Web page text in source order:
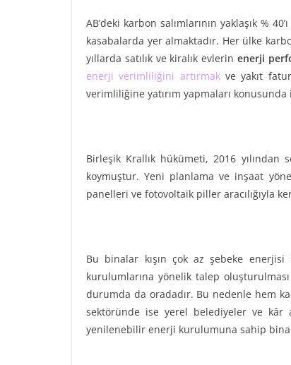
AB’deki karbon salımlarının yaklaşık %
kasabalarda yer almaktadır. Her ülke
yıllarda satılık ve kiralık evlerinenerji
enerji verimliliğini artırmakve yakıt
verimliliğine yatırım yapmaları
Birleşik Krallık hükümeti, 2016 yılından
koymuştur. Yeni planlama ve inşaat
panelleri ve fotovoltaik piller aracılığıyla
Bu binalar kışın çok az şebeke
kurulumlarına yönelik talep
durumda da oradadır. Bu nedenle hem
sektöründe ise yerel belediyeler ve kâr
yenilenebilir enerji kurulumuna sahip